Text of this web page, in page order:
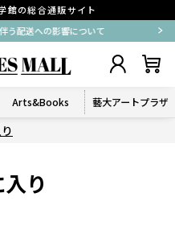
館の総合通販サイト
配送への影響について
Arts&Books 藝大アートプラザ
り